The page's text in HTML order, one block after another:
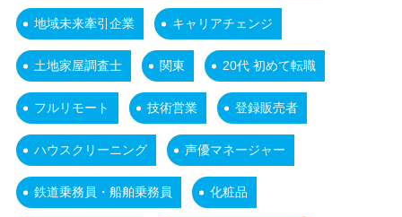
地域未来牽引企業 キャリアチェンジ
土地家屋調査士 関東 20代 初めて転職
フルリモート 技術営業 登録販売者
ハウスクリーニング 声優マネージャー
鉄道乗務員・船舶乗務員 化粧品